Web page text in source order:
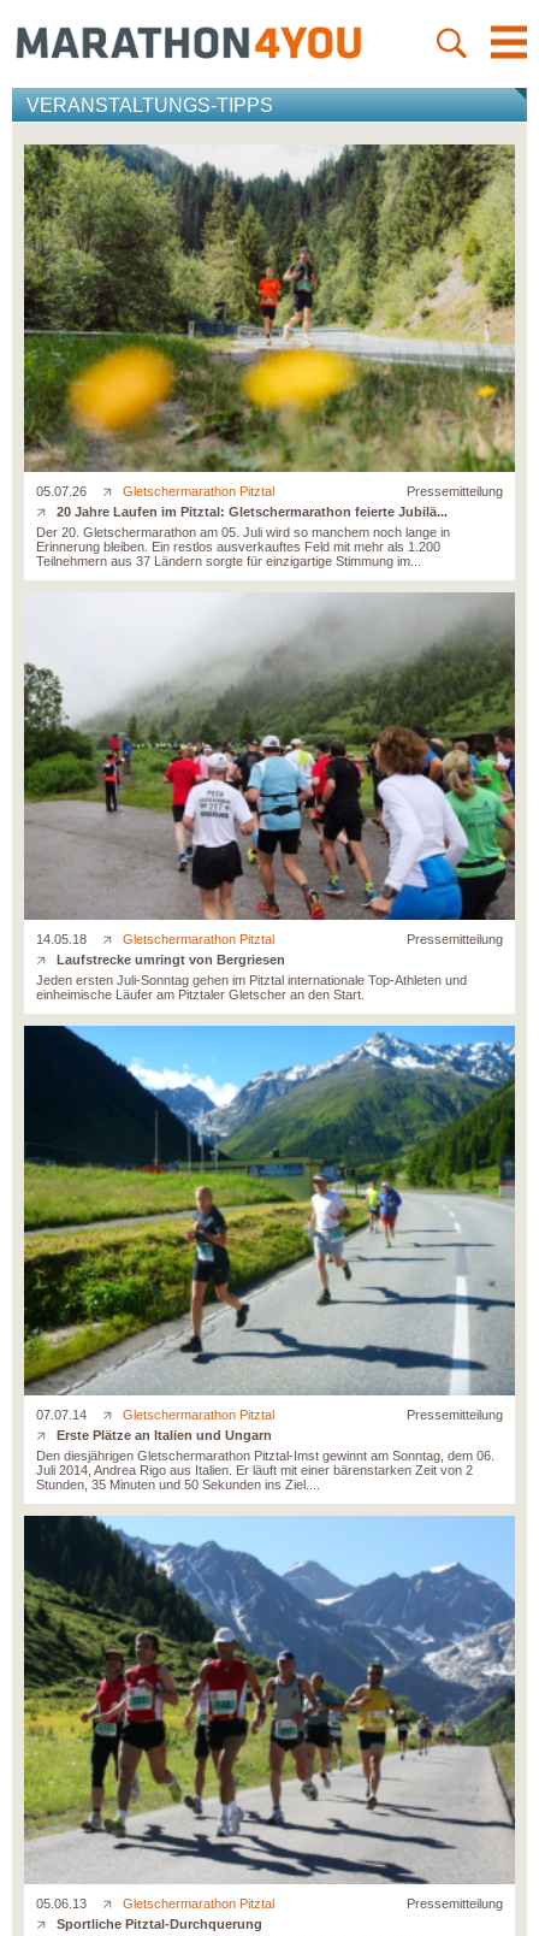
VERANSTALTUNGS-TIPPS
05.07.26 Gletschermarathon Pitztal
Pressemitteilung
20 Jahre Laufen im Pitztal: Gletschermarathon feierte Jubilä...
Der 20. Gletschermarathon am 05. Juli wird so manchem noch lange in
Erinnerung bleiben. Ein restlos ausverkauftes Feld mit mehr als 1.200
Teilnehmern aus 37 Ländern sorgte für einzigartige Stimmung im...
14.05.18 Gletschermarathon Pitztal
Pressemitteilung
Laufstrecke umringt von Bergriesen
Jeden ersten Juli-Sonntag gehen im Pitztal internationale Top-Athleten und
einheimische Läufer am Pitztaler Gletscher an den Start.
07.07.14 Gletschermarathon Pitztal
Pressemitteilung
Erste Plätze an Italien und Ungarn
Den diesjährigen Gletschermarathon Pitztal-Imst gewinnt am Sonntag, dem 06.
Juli 2014, Andrea Rigo aus Italien. Er läuft mit einer bärenstarken Zeit von 2
Stunden, 35 Minuten und 50 Sekunden ins Ziel....
05.06.13 Gletschermarathon Pitztal
Pressemitteilung
Sportliche Pitztal-Durchquerung